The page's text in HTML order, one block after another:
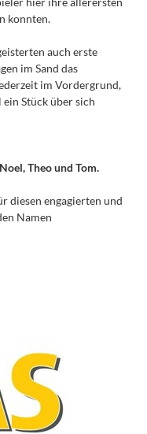
konnten.
auch erste
im Sand das
im Vordergrund,
ein Stück über sich
Theo und Tom.
diesen engagierten und
Namen